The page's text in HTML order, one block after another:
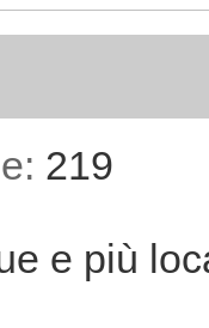
219
e più